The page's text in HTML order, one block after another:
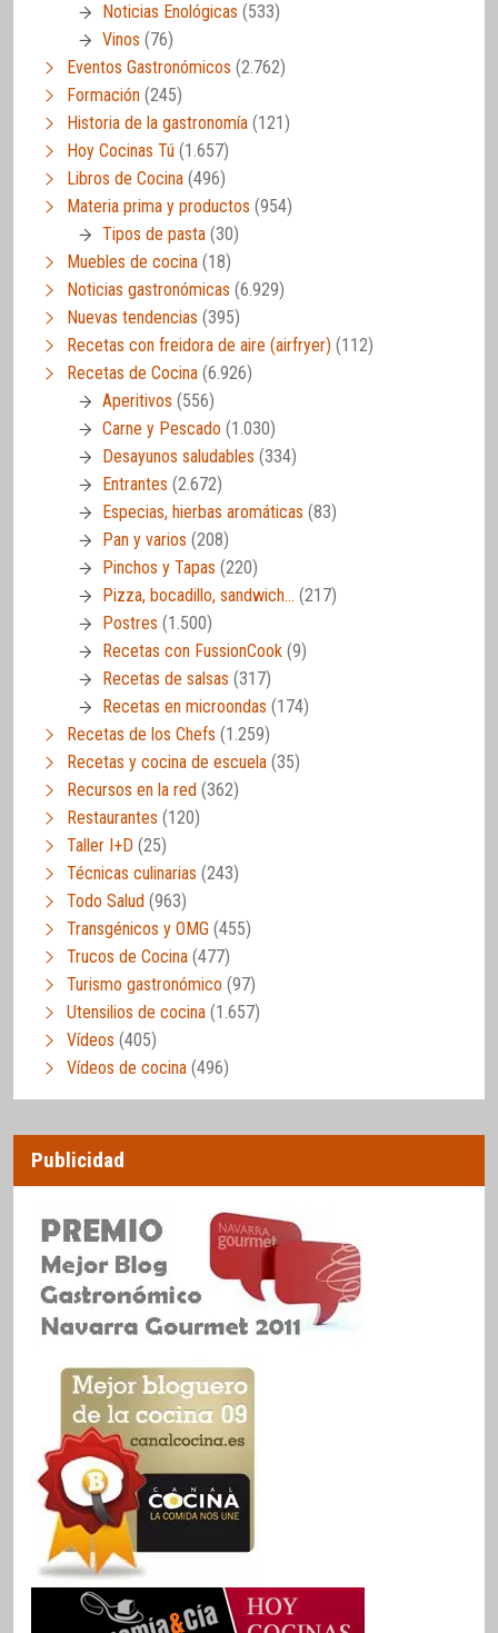
Noticias Enológicas (533)
Vinos (76)
Eventos Gastronómicos (2.762)
Formación (245)
Historia de la gastronomía (121)
Hoy Cocinas Tú (1.657)
Libros de Cocina (496)
Materia prima y productos (954)
Tipos de pasta (30)
Muebles de cocina (18)
Noticias gastronómicas (6.929)
Nuevas tendencias (395)
Recetas con freidora de aire (airfryer) (112)
Recetas de Cocina (6.926)
Aperitivos (556)
Carne y Pescado (1.030)
Desayunos saludables (334)
Entrantes (2.672)
Especias, hierbas aromáticas (83)
Pan y varios (208)
Pinchos y Tapas (220)
Pizza, bocadillo, sandwich… (217)
Postres (1.500)
Recetas con FussionCook (9)
Recetas de salsas (317)
Recetas en microondas (174)
Recetas de los Chefs (1.259)
Recetas y cocina de escuela (35)
Recursos en la red (362)
Restaurantes (120)
Taller I+D (25)
Técnicas culinarias (243)
Todo Salud (963)
Transgénicos y OMG (455)
Trucos de Cocina (477)
Turismo gastronómico (97)
Utensilios de cocina (1.657)
Vídeos (405)
Vídeos de cocina (496)
Publicidad